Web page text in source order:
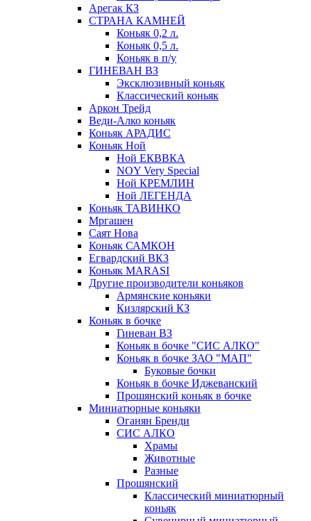
Арегак КЗ
СТРАНА КАМНЕЙ
Коньяк 0,2 л.
Коньяк 0,5 л.
Коньяк в п/у
ГИНЕВАН ВЗ
Эксклюзивный коньяк
Классический коньяк
Аркон Трейд
Веди-Алко коньяк
Коньяк АРАДИС
Коньяк Ной
Ной ЕКВВКА
NOY Very Special
Ной КРЕМЛИН
Ной ЛЕГЕНДА
Коньяк ТАВИНКО
Мргашен
Саят Нова
Коньяк САМКОН
Егвардский ВКЗ
Коньяк MARASI
Другие производители коньяков
Армянские коньяки
Кизлярский КЗ
Коньяк в бочке
Гиневан ВЗ
Коньяк в бочке "СИС АЛКО"
Коньяк в бочке ЗАО "МАП"
Буковые бочки
Коньяк в бочке Иджеванский
Прошянский коньяк в бочке
Миниатюрные коньяки
Оганян Бренди
СИС АЛКО
Храмы
Животные
Разные
Прошянский
Классический миниатюрный
коньяк